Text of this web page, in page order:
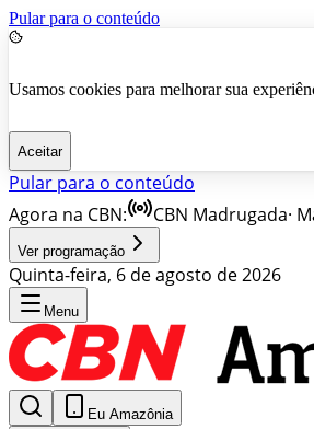
Pular para o conteúdo
Usamos cookies para melhorar sua
Aceitar
Pular para o conteúdo
Agora na CBN:
CBN Madrugada·
Ver programação
Quinta-feira, 6 de agosto de 2026
Menu
Eu Amazônia